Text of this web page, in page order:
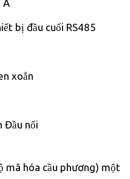
A
bị đầu cuối RS485
xoắn
Đầu nối
mã hóa cầu phương) một